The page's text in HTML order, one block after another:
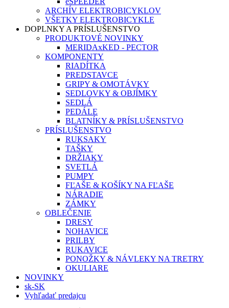
ARCHÍV ELEKTROBICYKLOV
VŠETKY ELEKTROBICYKLE
DOPLNKY A PRÍSLUŠENSTVO
PRODUKTOVÉ NOVINKY
MERIDAxKED - PECTOR
KOMPONENTY
RIADÍTKA
PREDSTAVCE
GRIPY & OMOTÁVKY
SEDLOVKY & OBJÍMKY
SEDLÁ
PEDÁLE
BLATNÍKY & PRÍSLUŠENSTVO
PRÍSLUŠENSTVO
RUKSAKY
TAŠKY
DRŽIAKY
SVETLÁ
PUMPY
FĽAŠE & KOŠÍKY NA FĽAŠE
NÁRADIE
ZÁMKY
OBLEČENIE
DRESY
NOHAVICE
PRILBY
RUKAVICE
PONOŽKY & NÁVLEKY NA TRETRY
OKULIARE
NOVINKY
sk-SK
Vyhľadať predajcu